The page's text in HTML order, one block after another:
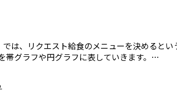
は、リクエスト給食のメニューを決めると
帯グラフや円グラフに表していきます。…